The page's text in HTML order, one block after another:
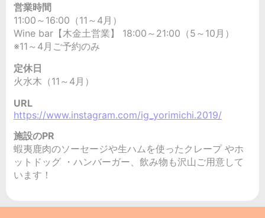
営業時間
11:00～16:00（11～4月）
Wine bar【木金土営業】 18:00～21:00（5～10月）
※11～4月ご予約のみ
定休日
火水木（11～4月）
URL
https://www.instagram.com/ig_yorimichi.2019/
施設のPR
蝦夷鹿肉のソーセージや生ハムを使ったクレープ やホ
ットドッグ ・ハンバーガー、飲み物も沢山ご用意して
います！